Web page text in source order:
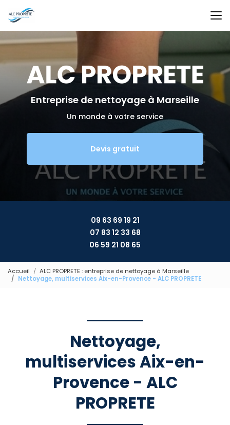
au
contenu
principal
Entreprise de nettoyage à Marseille
Un monde à votre service
Devis gratuit
09 63 69 19 21
07 83 12 33 68
06 59 21 08 65
Accueil
ALC PROPRETE : entreprise de nettoyage à Marseille
Nettoyage, multiservices Aix-en-Provence - ALC PROPRETE
Nettoyage,
multiservices Aix-en-
Provence - ALC
PROPRETE